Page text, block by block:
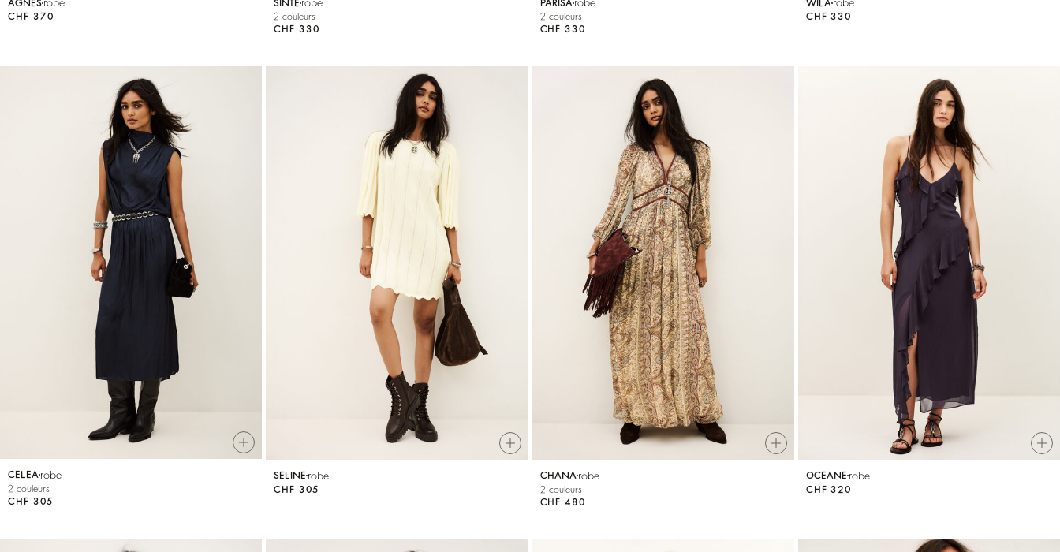
AGNES robe
CHF 370
SINTE robe
2 couleurs
CHF 330
PARISA robe
2 couleurs
CHF 330
WILA robe
CHF 330
CELEA robe
2 couleurs
CHF 305
SELINE robe
CHF 305
CHANA robe
2 couleurs
CHF 480
OCEANE robe
CHF 320